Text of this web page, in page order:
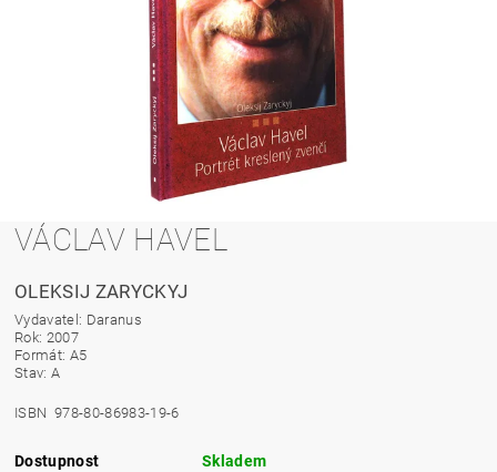
VÁCLAV HAVEL
OLEKSIJ ZARYCKYJ
Vydavatel: Daranus
Rok: 2007
Formát: A5
Stav: A
ISBN 978-80-86983-19-6
Dostupnost Skladem